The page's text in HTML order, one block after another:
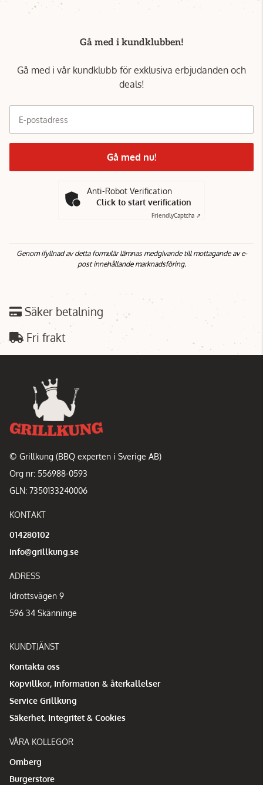
Gå med i kundklubben!
Gå med i vår kundklubb för exklusiva erbjudanden och
deals!
E-postadress
Gå med nu!
Anti-Robot Verification
Click to start verification
FriendlyCaptcha ⇗
Genom ifyllnad av detta formulär lämnas medgivande till mottagande av e-
post innehållande marknadsföring.
Säker betalning
Fri frakt
© Grillkung (BBQ experten i Sverige AB)
Org nr: 556988-0593
GLN: 7350133240006
KONTAKT
014280102
info@grillkung.se
ADRESS
Idrottsvägen 9
596 34 Skänninge
KUNDTJÄNST
Kontakta oss
Köpvillkor, Information & återkallelser
Service Grillkung
Säkerhet, Integritet & Cookies
VÅRA KOLLEGOR
Omberg
Burgerstore